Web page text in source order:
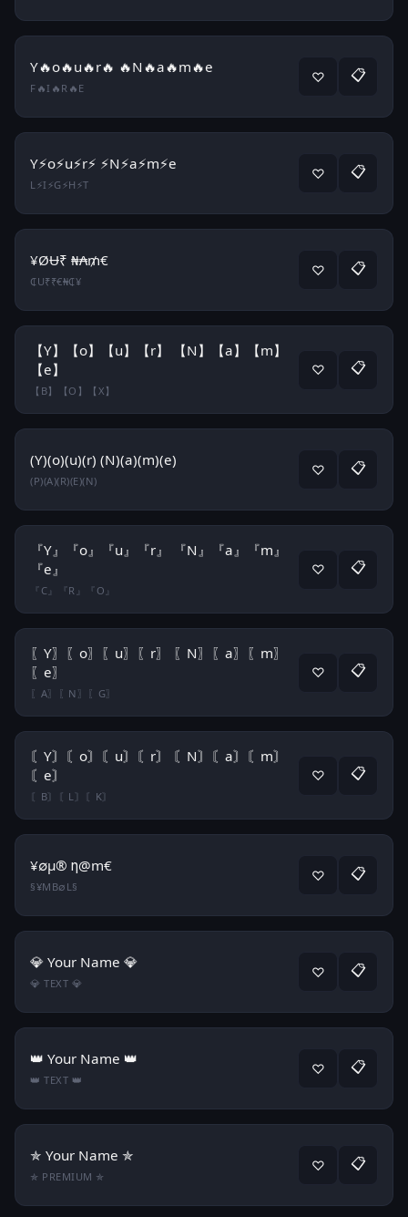
Y🔥o🔥u🔥r🔥 🔥N🔥a🔥m🔥e
F🔥I🔥R🔥E
♡ 📋
Y⚡o⚡u⚡r⚡ ⚡N⚡a⚡m⚡e
L⚡I⚡G⚡H⚡T
♡ 📋
¥ØɄ₹ ₦₳₥€
₵U₹₹€₦₵¥
♡ 📋
【Y】【o】【u】【r】 【N】【a】【m】
【e】
【B】【O】【X】
♡ 📋
(Y)(o)(u)(r) (N)(a)(m)(e)
(P)(A)(R)(E)(N)
♡ 📋
『Y』『o』『u』『r』 『N』『a』『m』
『e』
『C』『R』『O』
♡ 📋
〖Y〗〖o〗〖u〗〖r〗 〖N〗〖a〗〖m〗
〖e〗
〖A〗〖N〗〖G〗
♡ 📋
〘Y〙〘o〙〘u〙〘r〙 〘N〙〘a〙〘m〙
〘e〙
〘B〙〘L〙〘K〙
♡ 📋
¥∅µ® η@m€
§¥MB∅L§
♡ 📋
💎 Your Name 💎
💎 TEXT 💎
♡ 📋
👑 Your Name 👑
👑 TEXT 👑
♡ 📋
✯ Your Name ✯
✯ PREMIUM ✯
♡ 📋